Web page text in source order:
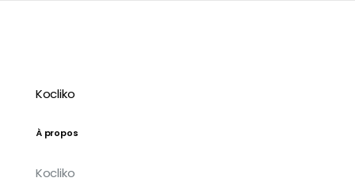
Kocliko
À propos
Kocliko